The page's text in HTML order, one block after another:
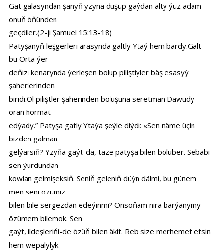
Gat galasyndan şanyň yzyna düşüp gaýdan alty ýüz adam
onuň öňünden
geçdiler.(2-ji Şamuel 15:13-18)
Pätyşanyň leşgerleri arasynda galtly Ytaý hem bardy.Galt
bu Orta ýer
deňizi kenarynda ýerleşen bolup piliştiýler bäş esasyý
şaherlerinden
biridi.Ol piliştler şaherinden boluşuna seretman Dawudy
oran hormat
edýady.” Patyşa gatly Ytaýa şeýle diýdi: «Sen näme üçin
bizden galman
gelýärsiň? Yzyňa gaýt-da, täze patyşa bilen boluber. Sebäbi
sen ýurdundan
kowlan gelmişeksiň. Seniň geleniň düýn dälmi, bu günem
men seni özümiz
bilen bile sergezdan edeýinmi? Onsoňam nirä barýanymy
özümem bilemok. Sen
gaýt, ildeşleriňi-de özüň bilen äkit. Reb size merhemet etsin
hem wepalylyk